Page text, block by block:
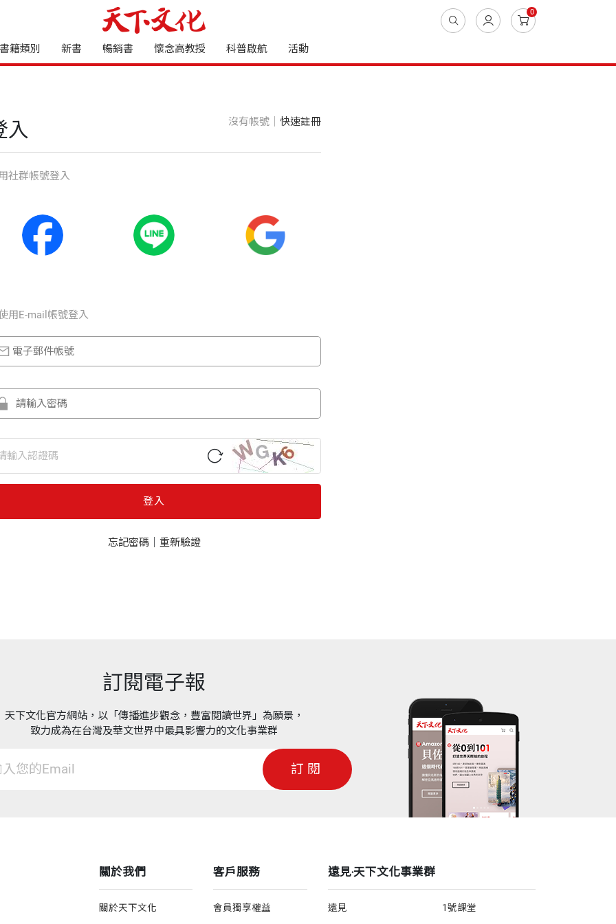
0
書籍類別 新書 暢銷書 懷念高教授 科普啟航 活動
入 沒有帳號｜ 快速註冊
社群帳號登入
⽤E-mail帳號登入
登入
忘記密碼｜ 重新驗證
訂閱電子報
天下文化官方網站，以「傳播進步觀念，豐富閱讀世界」為願景，
致力成為在台灣及華文世界中最具影響力的文化事業群
訂閱
關於我們
關於天下文化
客戶服務
會員獨享權益
遠見‧天下文化事業群
遠見
1號課堂